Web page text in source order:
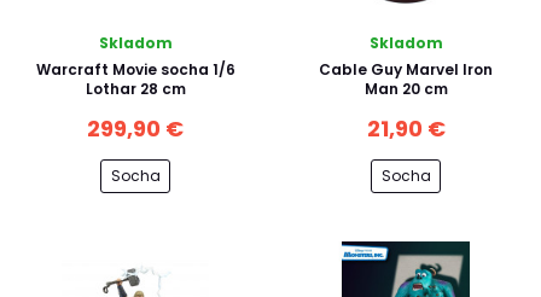
Skladom
Warcraft Movie socha 1/6
Lothar 28 cm
299,90 €
Socha
Skladom
Cable Guy Marvel Iron
Man 20 cm
21,90 €
Socha